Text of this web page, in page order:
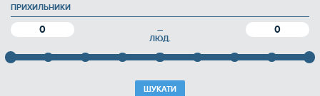
ПРИХИЛЬНИКИ
0 — 0
ЛЮД.
ШУКАТИ